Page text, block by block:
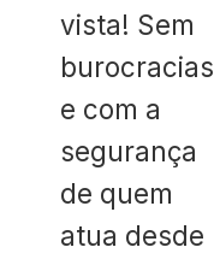
vista! Sem
burocracias
e com a
segurança
de quem
atua desde